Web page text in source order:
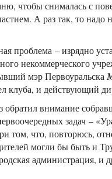
снималась с
А раз так, то
проблема – изрядно
некоммерческого
мэр Первоуральска
клуба, и действующий
внимание
задач –
что, повторюсь,
могли бы быть и
администрация, и